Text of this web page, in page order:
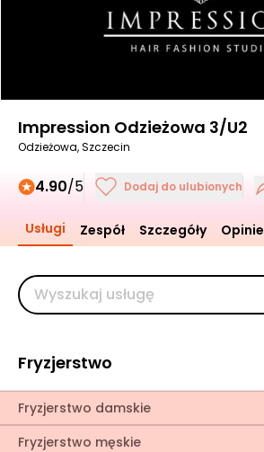
Impression Odzieżowa 3/U2
Odzieżowa, Szczecin
4.90/5 Dodaj do ulubionych
Usługi Zespół Szczegóły Opinie
Fryzjerstwo
Fryzjerstwo damskie
Fryzjerstwo męskie